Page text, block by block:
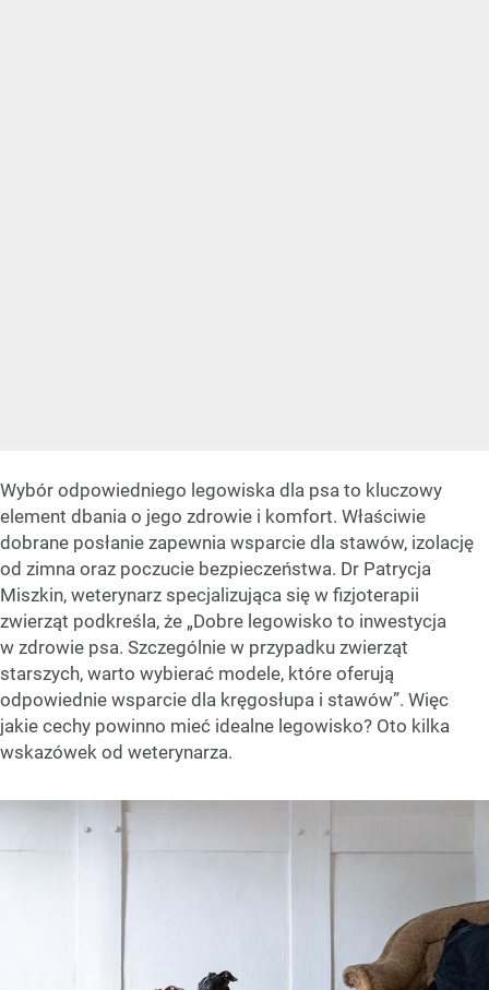
Wybór odpowiedniego legowiska dla psa to kluczowy
element dbania o jego zdrowie i komfort. Właściwie
dobrane posłanie zapewnia wsparcie dla stawów, izolację
od zimna oraz poczucie bezpieczeństwa. Dr Patrycja
Miszkin, weterynarz specjalizująca się w fizjoterapii
zwierząt podkreśla, że „Dobre legowisko to inwestycja
w zdrowie psa. Szczególnie w przypadku zwierząt
starszych, warto wybierać modele, które oferują
odpowiednie wsparcie dla kręgosłupa i stawów”. Więc
jakie cechy powinno mieć idealne legowisko? Oto kilka
wskazówek od weterynarza.